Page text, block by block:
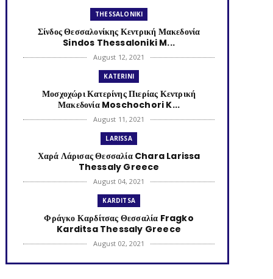
THESSALONIKI
Σίνδος Θεσσαλονίκης Κεντρική Μακεδονία
Sindos Thessaloniki M...
August 12, 2021
KATERINI
Μοσχοχώρι Κατερίνης Πιερίας Κεντρική
Μακεδονία Moschochori K...
August 11, 2021
LARISSA
Χαρά Λάρισας Θεσσαλία Chara Larissa
Thessaly Greece
August 04, 2021
KARDITSA
Φράγκο Καρδίτσας Θεσσαλία Fragko
Karditsa Thessaly Greece
August 02, 2021
KATERINI